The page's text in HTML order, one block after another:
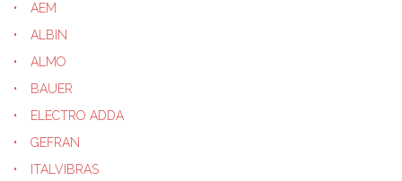
AEM
ALBIN
ALMO
BAUER
ELECTRO ADDA
GEFRAN
ITALVIBRAS